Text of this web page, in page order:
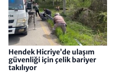
Hendek Hicriye’de ulaşım
güvenliği için çelik bariyer
takılıyor